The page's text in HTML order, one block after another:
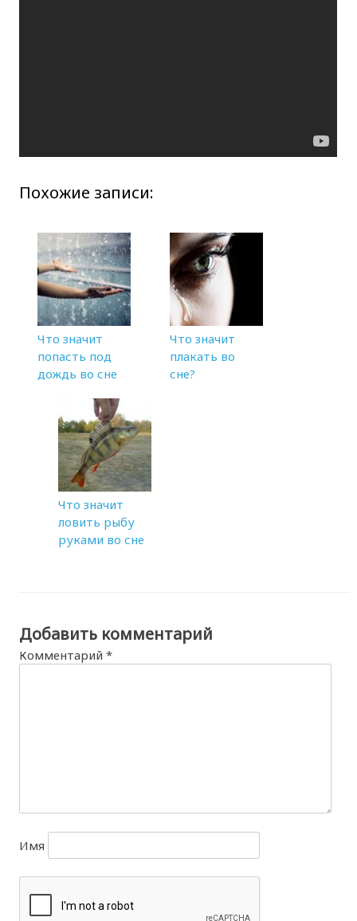
Похожие записи:
Что значит
попасть под
дождь во сне
Что значит
плакать во
сне?
Что значит
ловить рыбу
руками во сне
Добавить комментарий
Комментарий*
Имя